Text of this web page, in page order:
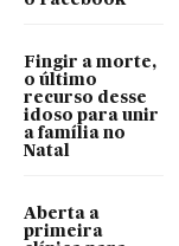
Fingir a morte,
o último
recurso desse
idoso para unir
a família no
Natal
Aberta a
primeira